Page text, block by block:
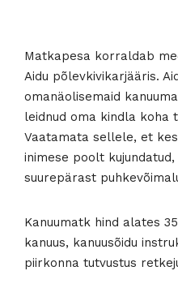
Matkapesa korraldab
Aidu põlevkivikarjääris.
omanäolisemaid
leidnud oma kindla koha
Vaatamata sellele, et
inimese poolt
suurepärast
Kanuumatk hind alates
kanuus, kanuusõidu
piirkonna tutvustus